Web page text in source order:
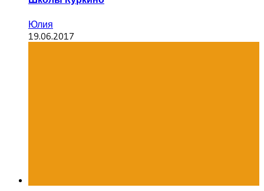
Юлия
19.06.2017